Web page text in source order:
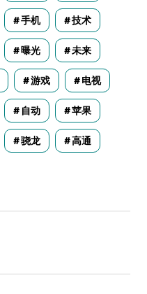
手机 技术
曝光 未来
游戏 电视
自动 苹果
骁龙 高通